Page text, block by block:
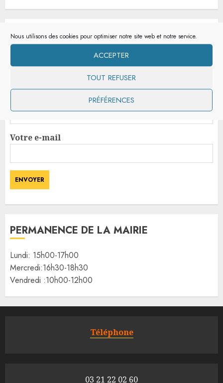
Nous utilisons des cookies pour optimiser notre site web et notre service.
ACCEPTER
TOUT REFUSER
PRÉFÉRENCES
INSCRIPTION À LA LETTRE D’INFO
Votre e-mail
PERMANENCE DE LA MAIRIE
Lundi: 15h00-17h00
Mercredi:16h30-18h30
Vendredi :10h00-12h00
Téléphone
03 21 22 02 60